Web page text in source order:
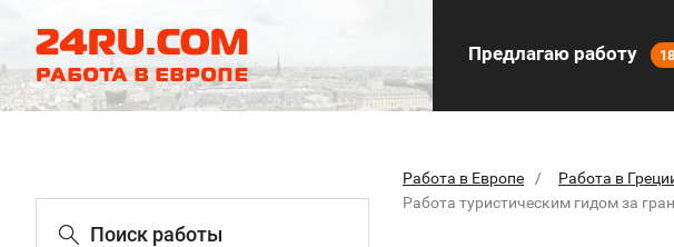
Предлагаю работу
Поиск работы
Работа в Европе Работа в
Работа туристическим гидом за